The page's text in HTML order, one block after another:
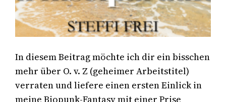
In diesem Beitrag möchte ich dir ein bisschen
mehr über O. v. Z (geheimer Arbeitstitel)
verraten und liefere einen ersten Einlick in
meine Biopunk-Fantasy mit einer Prise